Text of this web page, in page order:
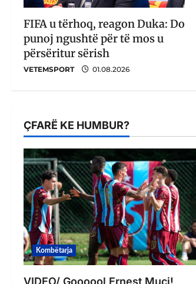
FIFA u tërhoq, reagon Duka: Do
punoj ngushtë për të mos u
përsëritur sërish
VETEMSPORT 01.08.2026
ÇFARË KE HUMBUR?
Kombëtarja
VIDEO/ Goooool Ernest Muçi!